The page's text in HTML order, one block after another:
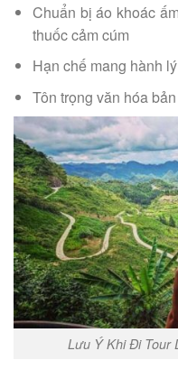
Chuẩn bị áo khoác
thuốc cảm cúm
Hạn chế mang hành
Tôn trọng văn hóa
Lưu Ý Khi Đi Tour